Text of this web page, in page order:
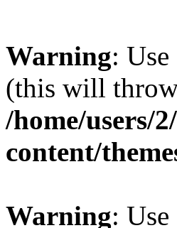
Warning:
(this will
/home/users/
content/
Warning: